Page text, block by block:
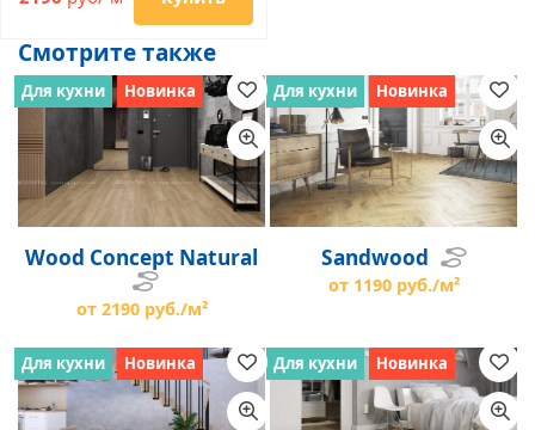
Смотрите также
Wood Concept Natural
от 2190 руб./м²
Для кухни Новинка
Sandwood
от 1190 руб./м²
Для кухни Новинка
Для кухни Новинка Для кухни Новинка